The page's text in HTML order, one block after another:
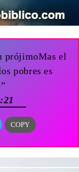
prójimoMas el
pobres es